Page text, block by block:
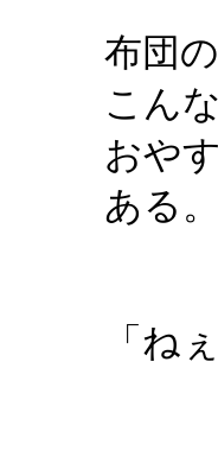
布団
こん
おや
ある。
「ね